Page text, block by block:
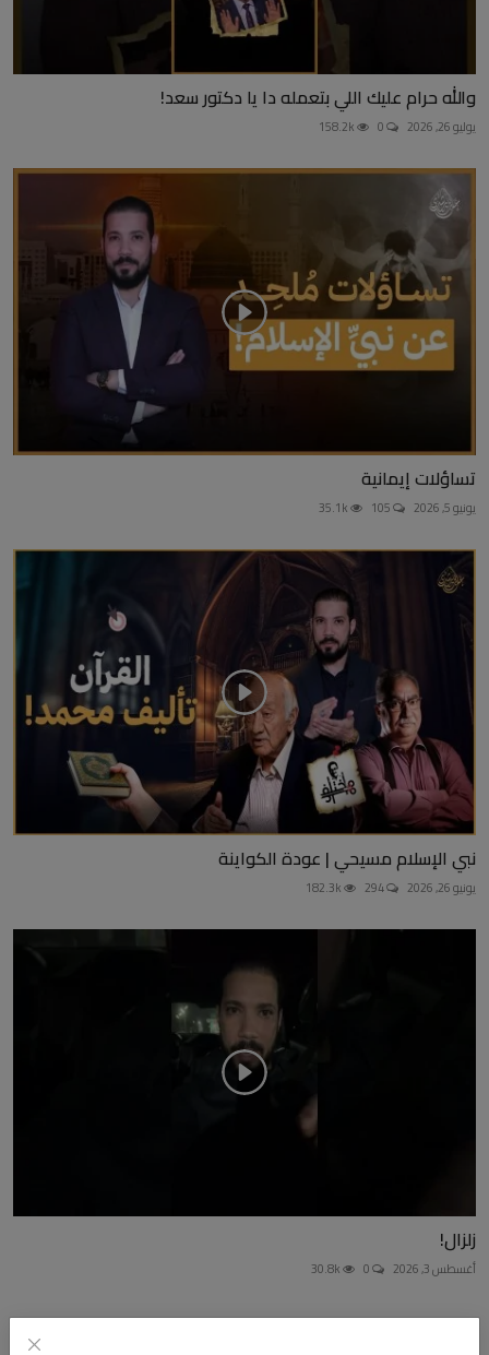
والله حرام عليك اللي بتعمله دا يا دكتور سعد!
يوليو 26, 2026
تساؤلات إيمانية
يونيو 5, 2026
نبي الإسلام مسيحي | عودة الكواينة
يونيو 26, 2026
زلزال!
أغسطس 3, 2026